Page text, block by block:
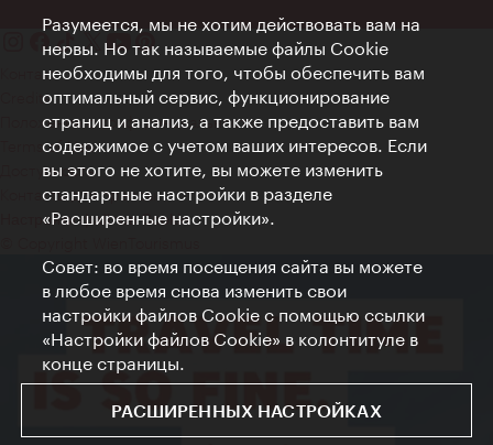
Контакт
Credits
Положение о конфиденциальности
Terms of Use
Доступность
Контакты для прессы
Настройки файлов Cookie
Разумеется, мы не хотим действовать вам на
нервы. Но так называемые файлы Cookie
необходимы для того, чтобы обеспечить вам
оптимальный сервис, функционирование
страниц и анализ, а также предоставить вам
содержимое с учетом ваших интересов. Если
вы этого не хотите, вы можете изменить
стандартные настройки в разделе
«Расширенные настройки».
Совет: во время посещения сайта вы можете
в любое время снова изменить свои
настройки файлов Cookie с помощью ссылки
«Настройки файлов Cookie» в колонтитуле в
конце страницы.
РАСШИРЕННЫХ НАСТРОЙКАХ